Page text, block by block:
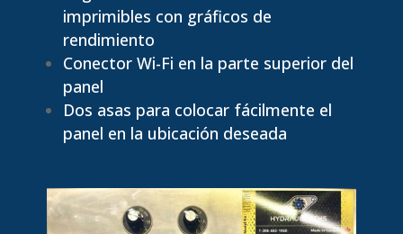
imprimibles con gráficos de
rendimiento
Conector Wi-Fi en la parte superior del
panel
Dos asas para colocar fácilmente el
panel en la ubicación deseada